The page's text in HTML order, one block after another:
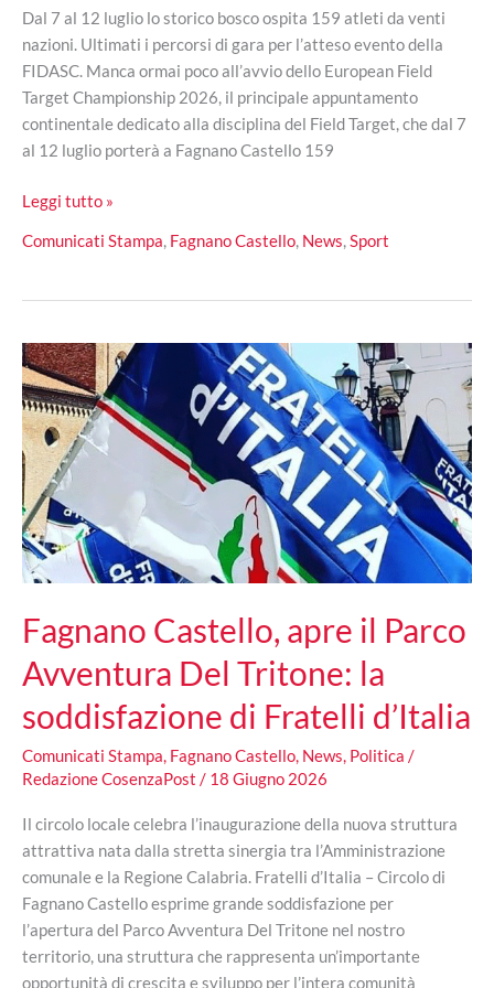
Dal 7 al 12 luglio lo storico bosco ospita 159 atleti da venti
nazioni. Ultimati i percorsi di gara per l’atteso evento della
FIDASC. Manca ormai poco all’avvio dello European Field
Target Championship 2026, il principale appuntamento
continentale dedicato alla disciplina del Field Target, che dal 7
al 12 luglio porterà a Fagnano Castello 159
Fagnano
al
d’Europa:
Monte
Caloria
i
campionati
di
Field
Target
2026
Leggi tutto »
Comunicati Stampa, Fagnano Castello, News,Sport
Fagnano Castello, apre il Parco
Avventura Del Tritone: la
soddisfazione di Fratelli d’Italia
Comunicati Stampa, Fagnano Castello, News, Politica /
Redazione CosenzaPost / 18 Giugno 2026
Il circolo locale celebra l’inaugurazione della nuova struttura
attrattiva nata dalla stretta sinergia tra l’Amministrazione
comunale e la Regione Calabria. Fratelli d’Italia – Circolo di
Fagnano Castello esprime grande soddisfazione per
l’apertura del Parco Avventura Del Tritone nel nostro
territorio, una struttura che rappresenta un’importante
opportunità di crescita e sviluppo per l’intera comunità